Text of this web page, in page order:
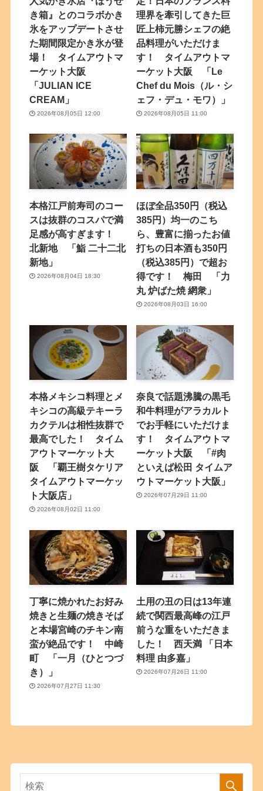
き箱』とのコラボかき
氷をアップデートさせ
た期間限定かき氷が登
場！ タイムアウトマ
ーケット大阪
「JULIAN ICE
CREAM」
2026年08月05日 12:00
理界を牽引してきた巨
匠上柿元勝シェフの絶
品料理がいただけま
す！ タイムアウトマ
ーケット大阪 「Le
Chef du Mois（ル・シ
ェフ・デュ・モワ）」
2026年08月05日 11:00
本格江戸前寿司のコー
スは抜群のコスパで満
足感が高すぎます！
北新地 「鮨 二十二北
新地」
2026年08月04日 18:30
ほぼ全品350円（税込
385円）均一のこち
ら、豊富に揃ったお値
打ちの日本酒も350円
（税込385円）で超お
得です！ 梅田 「力
丸 炉ばた焼 網衆」
2026年08月03日 16:00
本格メキシコ料理とメ
キシコの高級テキーラ
カクテルは相性抜群で
最高でした！ タイム
アウトマーケット大
阪 「覇王樹タケリア
タイムアウトマーケッ
ト大阪店」
2026年08月02日 11:00
奈良で話題沸騰の黒毛
和牛料理がアラカルト
でお手軽にいただけま
す！ タイムアウトマ
ーケット大阪 「#肉
といえば松田 タイムア
ウトマーケット大阪」
2026年07月29日 11:00
丁寧に焼かれたお好み
焼きと生麺の焼きそば
と本場宮崎のチキン南
蛮が絶品です！ 中崎
町 「一月（ひとつづ
き）」
2026年07月27日 11:30
土用の丑の日は13年連
続で関西最高峰の江戸
前うな重をいただきま
した！ 西天満 「日本
料理 由多嘉」
2026年07月26日 11:00